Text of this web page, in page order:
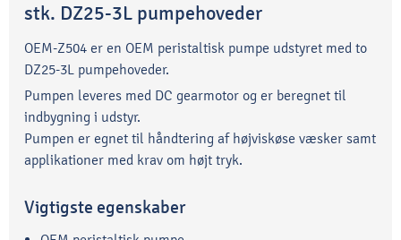
stk. DZ25-3L pumpehoveder
OEM-Z504 er en OEM peristaltisk pumpe udstyret med to
DZ25-3L pumpehoveder.
Pumpen leveres med DC gearmotor og er beregnet til
indbygning i udstyr.
Pumpen er egnet til håndtering af højviskøse væsker samt
applikationer med krav om højt tryk.
Vigtigste egenskaber